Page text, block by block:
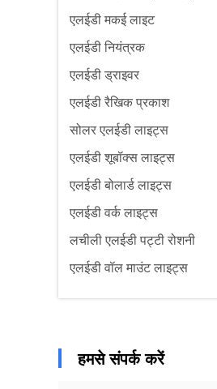
एलईडी मकई लाइट
एलईडी नियंत्रक
एलईडी ड्राइवर
एलईडी रैखिक प्रकाश
सोलर एलईडी लाइट्स
एलईडी शूबॉक्स लाइट्स
एलईडी बोलार्ड लाइट्स
एलईडी वर्क लाइट्स
लचीली एलईडी पट्टी रोशनी
एलईडी वॉल माउंट लाइट्स
हमसे संपर्क करें